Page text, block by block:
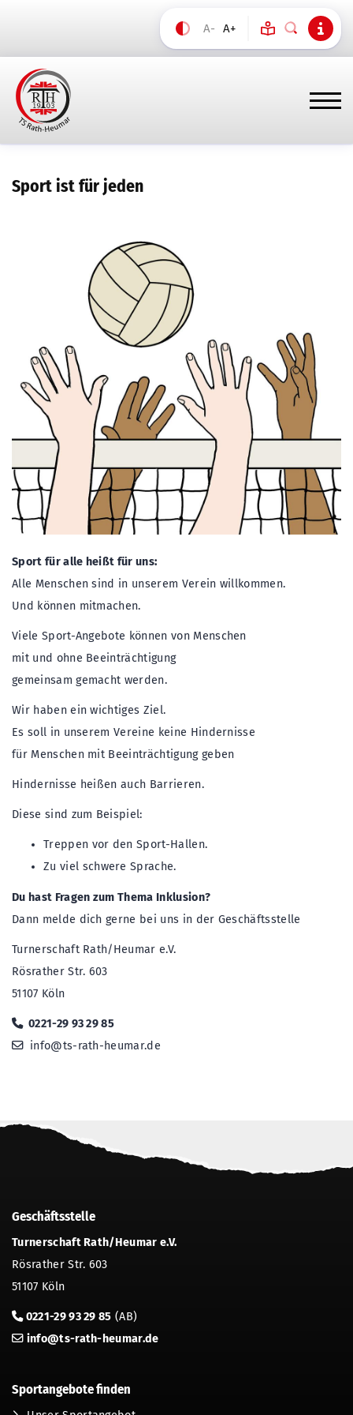
A- A+
Sport ist für jeden
Sport für alle heißt für uns:
Alle Menschen sind in unserem Verein willkommen.
Und können mitmachen.
Viele Sport-Angebote können von Menschen
mit und ohne Beeinträchtigung
gemeinsam gemacht werden.
Wir haben ein wichtiges Ziel.
Es soll in unserem Vereine keine Hindernisse
für Menschen mit Beeinträchtigung geben
Hindernisse heißen auch Barrieren.
Diese sind zum Beispiel:
Treppen vor den Sport-Hallen.
Zu viel schwere Sprache.
Du hast Fragen zum Thema Inklusion?
Dann melde dich gerne bei uns in der Geschäftsstelle
Turnerschaft Rath/Heumar e.V.
Rösrather Str. 603
51107 Köln
0221-29 93 29 85
info@ts-rath-heumar.de
Geschäftsstelle
Turnerschaft Rath/Heumar e.V.
Rösrather Str. 603
51107 Köln
0221-29 93 29 85 (AB)
info@ts-rath-heumar.de
Sportangebote finden